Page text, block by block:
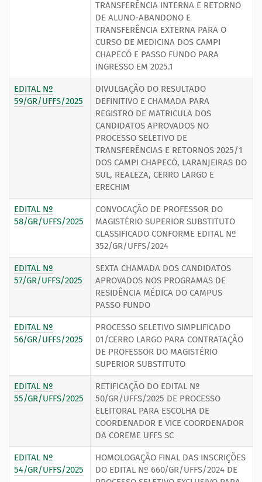
TRANSFERÊNCIA INTERNA E RETORNO
DE ALUNO-ABANDONO E
TRANSFERÊNCIA EXTERNA PARA O
CURSO DE MEDICINA DOS CAMPI
CHAPECÓ E PASSO FUNDO PARA
INGRESSO EM 2025.1
EDITAL Nº
59/GR/UFFS/2025
DIVULGAÇÃO DO RESULTADO
DEFINITIVO E CHAMADA PARA
REGISTRO DE MATRICULA DOS
CANDIDATOS APROVADOS NO
PROCESSO SELETIVO DE
TRANSFERÊNCIAS E RETORNOS 2025/1
DOS CAMPI CHAPECÓ, LARANJEIRAS DO
SUL, REALEZA, CERRO LARGO E
ERECHIM
EDITAL Nº
58/GR/UFFS/2025
CONVOCAÇÃO DE PROFESSOR DO
MAGISTÉRIO SUPERIOR SUBSTITUTO
CLASSIFICADO CONFORME EDITAL Nº
352/GR/UFFS/2024
EDITAL Nº
57/GR/UFFS/2025
SEXTA CHAMADA DOS CANDIDATOS
APROVADOS NOS PROGRAMAS DE
RESIDÊNCIA MÉDICA DO CAMPUS
PASSO FUNDO
EDITAL Nº
56/GR/UFFS/2025
PROCESSO SELETIVO SIMPLIFICADO
01/CERRO LARGO PARA CONTRATAÇÃO
DE PROFESSOR DO MAGISTÉRIO
SUPERIOR SUBSTITUTO
EDITAL Nº
55/GR/UFFS/2025
RETIFICAÇÃO DO EDITAL Nº
50/GR/UFFS/2025 DE PROCESSO
ELEITORAL PARA ESCOLHA DE
COORDENADOR E VICE COORDENADOR
DA COREME UFFS SC
EDITAL Nº
54/GR/UFFS/2025
HOMOLOGAÇÃO FINAL DAS INSCRIÇÕES
DO EDITAL Nº 660/GR/UFFS/2024 DE